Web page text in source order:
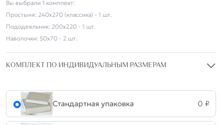
Вы выбрали 1 комплект:
Простыня: 240х270 (классика) - 1 шт.
Пододеяльник: 200х220 - 1 шт.
Наволочки: 50х70 - 2 шт.
КОМПЛЕКТ ПО ИНДИВИДУАЛЬНЫМ РАЗМЕРАМ
Стандартная упаковка 0 ₽